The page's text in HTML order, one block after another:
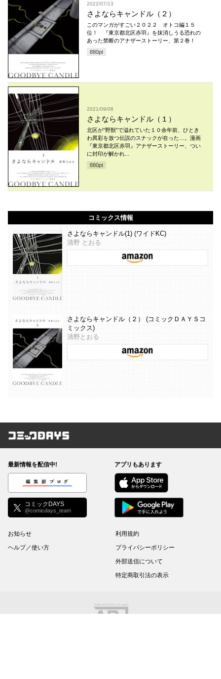
2022/07/13
さよならキャンドル（２）
このマンガがすごい２０２２ オトコ編１５
位！ 『東京都北区赤羽』を抹消しうる恐れの
あった禁断のアナザーストーリー、第２巻！
880pt
2021/09/08
さよならキャンドル（１）
北区が”野獣”で溢れていた１０余年前、ひとき
わ異彩を放つ伝説のスナックが在った…。漫画
『東京都北区赤羽』アナザーストーリー、つい
に封印が解かれ...
880pt
コミックス情報
さよならキャンドル(1) (ワイドKC)
清野 とおる
さよならキャンドル（２） (コミックＤＡＹＳコ
ミックス)
清野とおる
コミックDAYS
最新情報を配信中!
編集部ブログ
コミックDAYS
@comicdays_team
アプリもあります
お知らせ
ヘルプ／使い方
利用規約
プライバシーポリシー
外部送信について
特定商取引法の表示